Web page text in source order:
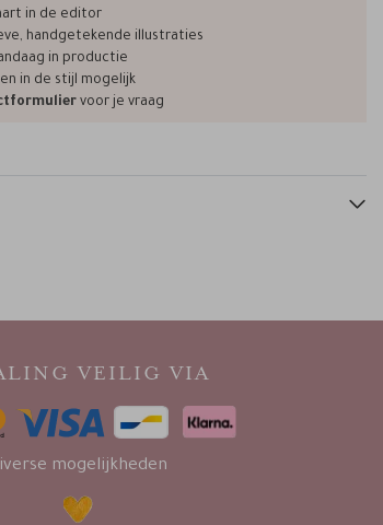
in de editor
handgetekende illustraties
in productie
in de stijl mogelijk
voor je vraag
VEILIG VIA
mogelijkheden